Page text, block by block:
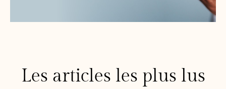
Les articles les plus lus